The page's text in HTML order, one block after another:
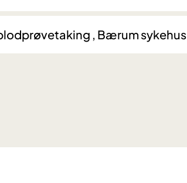
, Bærum sykehus